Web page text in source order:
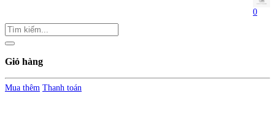
0
Giỏ hàng
Mua thêm Thanh toán